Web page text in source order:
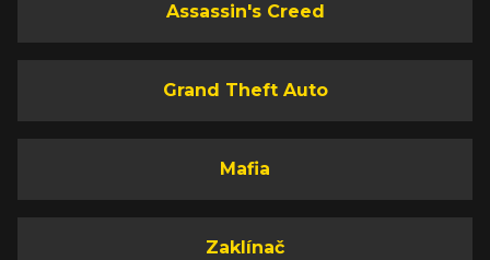
Assassin's Creed
Grand Theft Auto
Mafia
Zaklínač